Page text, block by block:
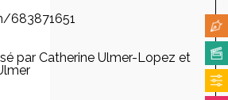
683871651
par Catherine Ulmer-Lopez et